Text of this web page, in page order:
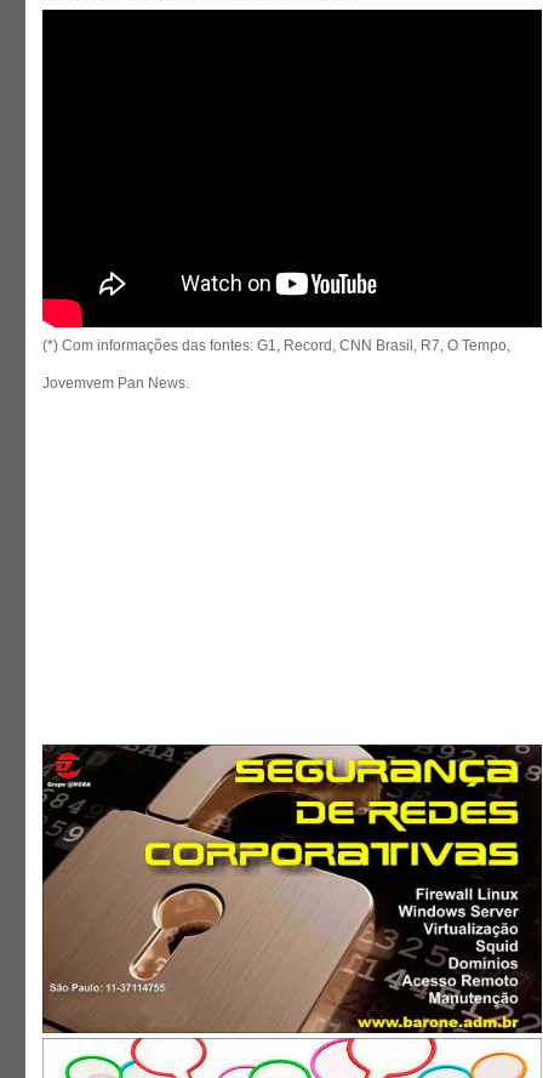
(*) Com informações das fontes: G1, Record, CNN Brasil, R7, O Tempo,
Jovemvem Pan News.